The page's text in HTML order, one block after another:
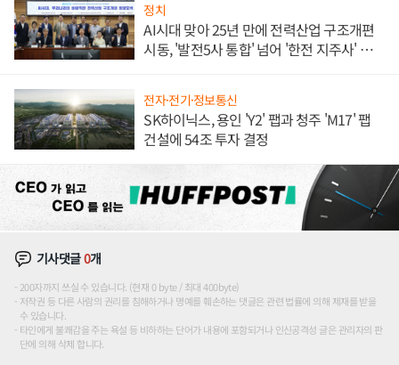
정치
AI시대 맞아 25년 만에 전력산업 구조개편
시동, '발전5사 통합' 넘어 '한전 지주사' 재편
전자·전기·정보통신
SK하이닉스, 용인 'Y2' 팹과 청주 'M17' 팹
건설에 54조 투자 결정
기사댓글0개
200자까지 쓰실 수 있습니다. (현재 0 byte / 최대 400byte)
저작권 등 다른 사람의 권리를 침해하거나 명예를 훼손하는 댓글은 관련 법률에 의해 제재를 받을
수 있습니다.
타인에게 불쾌감을 주는 욕설 등 비하하는 단어가 내용에 포함되거나 인신공격성 글은 관리자의 판
단에 의해 삭제 합니다.